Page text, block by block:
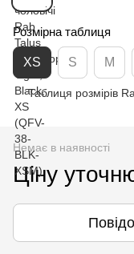
Розмірна таблиця
XS S M
Таблиця розмірів
Немає в наявності
Ціну